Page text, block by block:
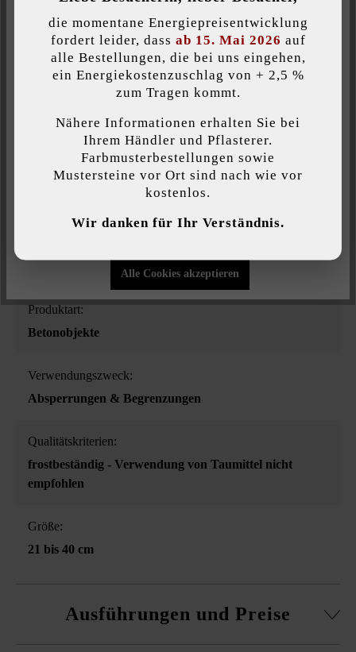
gefertigt und mit glatter Oberfläche ausgeführt, die sich toll
anfühlt. Die Kugeln sind frostbeständig und können daher auch
im Freien überwintern. Um die Betonkugeln am Wegrollen zu
hindern, können diese auch mit einer Fixiervorrichtung bestellt
werden.
Farbe:
Produktart:
Betonobjekte
Verwendungszweck:
Absperrungen & Begrenzungen
Qualitätskriterien:
frostbeständig - Verwendung von Taumittel nicht
empfohlen
Größe:
21 bis 40 cm
Ausführungen und Preise
Inaktiv
Individuelle Cookies akzeptieren
Funktionalität bieten zu können...Mehr Informationen
Individuelle Einstellungen
Alle Cookies akzeptieren
die momentane Energiepreisentwicklung
fordert leider, dass ab 15. Mai 2026 auf
alle Bestellungen, die bei uns eingehen,
ein Energiekostenzuschlag von + 2,5 %
zum Tragen kommt.
Nähere Informationen erhalten Sie bei
Ihrem Händler und Pflasterer.
Farbmusterbestellungen sowie
Mustersteine vor Ort sind nach wie vor
kostenlos.
Wir danken für Ihr Verständnis.